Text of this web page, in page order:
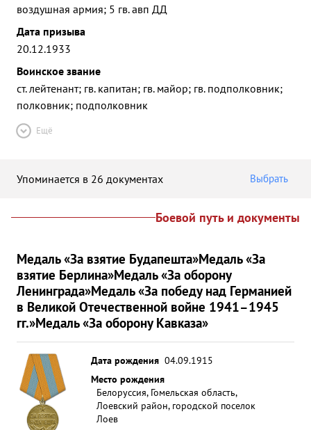
воздушная армия; 5 гв. авп ДД
Дата призыва
20.12.1933
Воинское звание
ст. лейтенант; гв. капитан; гв. майор; гв. подполковник;
полковник; подполковник
Ещё
Упоминается в 26 документах Выбрать
Боевой путь и документы
Медаль «За взятие Будапешта»Медаль «За
взятие Берлина»Медаль «За оборону
Ленинграда»Медаль «За победу над Германией
в Великой Отечественной войне 1941–1945
гг.»Медаль «За оборону Кавказа»
Дата рождения 04.09.1915
Место рождения
Белоруссия, Гомельская область,
Лоевский район, городской поселок
Лоев